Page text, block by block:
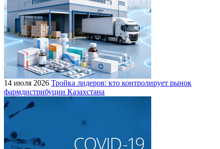
14 июля 2026 Тройка лидеров: кто контролирует рынок
фармдистрибуции Казахстана